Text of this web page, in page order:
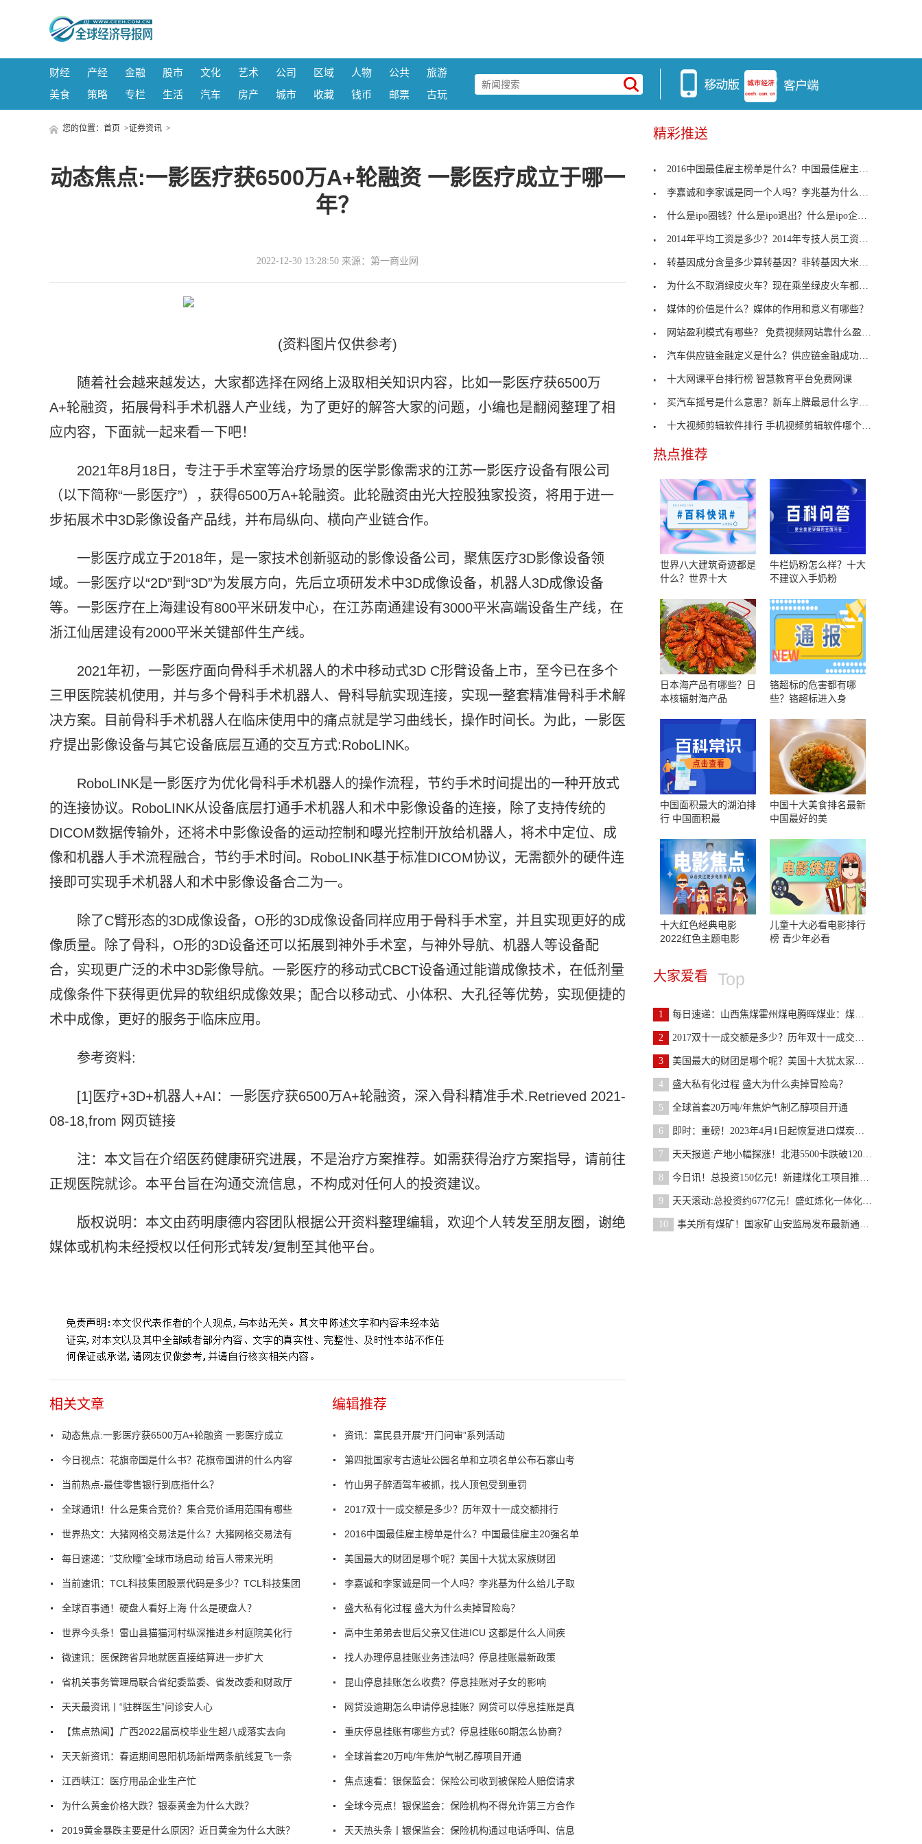
财经 产经 金融 股市 文化 艺术 公司 区域 人物 公共
旅游
美食
策略 专栏 生活 汽车 房产 城市 收藏 钱币 邮票 古玩
您的位置： 首页 >证券资讯 >
动态焦点:一影医疗获6500万A+轮融资 一影医疗成立于哪一
年？
2022-12-30 13:28:50 来源：第一商业网
(资料图片仅供参考)
随着社会越来越发达，大家都选择在网络上汲取相关知识内容，比如一影医疗获6500万
A+轮融资，拓展骨科手术机器人产业线，为了更好的解答大家的问题，小编也是翻阅整理了相
应内容，下面就一起来看一下吧！
2021年8月18日，专注于手术室等治疗场景的医学影像需求的江苏一影医疗设备有限公司
（以下简称“一影医疗”），获得6500万A+轮融资。此轮融资由光大控股独家投资，将用于进一
步拓展术中3D影像设备产品线，并布局纵向、横向产业链合作。
一影医疗成立于2018年，是一家技术创新驱动的影像设备公司，聚焦医疗3D影像设备领
域。一影医疗以“2D”到“3D”为发展方向，先后立项研发术中3D成像设备，机器人3D成像设备
等。一影医疗在上海建设有800平米研发中心，在江苏南通建设有3000平米高端设备生产线，在
浙江仙居建设有2000平米关键部件生产线。
2021年初，一影医疗面向骨科手术机器人的术中移动式3D C形臂设备上市，至今已在多个
三甲医院装机使用，并与多个骨科手术机器人、骨科导航实现连接，实现一整套精准骨科手术解
决方案。目前骨科手术机器人在临床使用中的痛点就是学习曲线长，操作时间长。为此，一影医
疗提出影像设备与其它设备底层互通的交互方式:RoboLINK。
RoboLINK是一影医疗为优化骨科手术机器人的操作流程，节约手术时间提出的一种开放式
的连接协议。RoboLINK从设备底层打通手术机器人和术中影像设备的连接，除了支持传统的
DICOM数据传输外，还将术中影像设备的运动控制和曝光控制开放给机器人，将术中定位、成
像和机器人手术流程融合，节约手术时间。RoboLINK基于标准DICOM协议，无需额外的硬件连
接即可实现手术机器人和术中影像设备合二为一。
除了C臂形态的3D成像设备，O形的3D成像设备同样应用于骨科手术室，并且实现更好的成
像质量。除了骨科，O形的3D设备还可以拓展到神外手术室，与神外导航、机器人等设备配
合，实现更广泛的术中3D影像导航。一影医疗的移动式CBCT设备通过能谱成像技术，在低剂量
成像条件下获得更优异的软组织成像效果；配合以移动式、小体积、大孔径等优势，实现便捷的
术中成像，更好的服务于临床应用。
参考资料:
[1]医疗+3D+机器人+AI：一影医疗获6500万A+轮融资，深入骨科精准手术.Retrieved 2021-
08-18,from 网页链接
注：本文旨在介绍医药健康研究进展，不是治疗方案推荐。如需获得治疗方案指导，请前往
正规医院就诊。本平台旨在沟通交流信息，不构成对任何人的投资建议。
版权说明：本文由药明康德内容团队根据公开资料整理编辑，欢迎个人转发至朋友圈，谢绝
媒体或机构未经授权以任何形式转发/复制至其他平台。
相关文章
动态焦点:一影医疗获6500万A+轮融资 一影医疗成立
今日视点：花旗帝国是什么书？花旗帝国讲的什么内容
当前热点-最佳零售银行到底指什么？
全球通讯！什么是集合竞价？集合竞价适用范围有哪些
世界热文：大猪网格交易法是什么？大猪网格交易法有
每日速递：“艾欣瞳”全球市场启动 给盲人带来光明
当前速讯：TCL科技集团股票代码是多少？TCL科技集团
全球百事通！硬盘人看好上海 什么是硬盘人？
世界今头条！雷山县猫猫河村纵深推进乡村庭院美化行
微速讯：医保跨省异地就医直接结算进一步扩大
省机关事务管理局联合省纪委监委、省发改委和财政厅
天天最资讯丨“驻群医生”问诊安人心
【焦点热闻】广西2022届高校毕业生超八成落实去向
天天新资讯：春运期间恩阳机场新增两条航线复飞一条
江西峡江：医疗用品企业生产忙
为什么黄金价格大跌？银泰黄金为什么大跌？
2019黄金暴跌主要是什么原因？近日黄金为什么大跌？
编辑推荐
资讯：富民县开展“开门问审”系列活动
第四批国家考古遗址公园名单和立项名单公布石寨山考
竹山男子醉酒驾车被抓，找人顶包受到重罚
2017双十一成交额是多少？历年双十一成交额排行
2016中国最佳雇主榜单是什么？中国最佳雇主20强名单
美国最大的财团是哪个呢？美国十大犹太家族财团
李嘉诚和李家诚是同一个人吗？李兆基为什么给儿子取
盛大私有化过程 盛大为什么卖掉冒险岛？
高中生弟弟去世后父亲又住进ICU 这都是什么人间疾
找人办理停息挂账业务违法吗？停息挂账最新政策
昆山停息挂账怎么收费？停息挂账对子女的影响
网贷没逾期怎么申请停息挂账？网贷可以停息挂账是真
重庆停息挂账有哪些方式？停息挂账60期怎么协商？
全球首套20万吨/年焦炉气制乙醇项目开通
焦点速看：银保监会：保险公司收到被保险人赔偿请求
全球今亮点！银保监会：保险机构不得允许第三方合作
天天热头条丨银保监会：保险机构通过电话呼叫、信息
精彩推送
2016中国最佳雇主榜单是什么？中国最佳雇主20强名单
李嘉诚和李家诚是同一个人吗？李兆基为什么给儿子取
什么是ipo圈钱？什么是ipo退出？什么是ipo企业？
2014年平均工资是多少？2014年专技人员工资标准
转基因成分含量多少算转基因？非转基因大米和转基因
为什么不取消绿皮火车？现在乘坐绿皮火车都是什么人
媒体的价值是什么？媒体的作用和意义有哪些？
网站盈利模式有哪些？ 免费视频网站靠什么盈利？
汽车供应链金融定义是什么？供应链金融成功案例
十大网课平台排行榜 智慧教育平台免费网课
买汽车摇号是什么意思？新车上牌最忌什么字母？
十大视频剪辑软件排行 手机视频剪辑软件哪个好用免
热点推荐
世界八大建筑奇迹都是
什么？世界十大
牛栏奶粉怎么样？十大
不建议入手奶粉
日本海产品有哪些？日
本核辐射海产品
铬超标的危害都有哪
些？铬超标进入身
中国面积最大的湖泊排
行 中国面积最
中国十大美食排名最新
中国最好的美
十大红色经典电影
2022红色主题电影
儿童十大必看电影排行
榜 青少年必看
大家爱看 Top
1 每日速递：山西焦煤霍州煤电腾晖煤业：煤炭与瓦斯共
2 2017双十一成交额是多少？历年双十一成交额排行
3 美国最大的财团是哪个呢？美国十大犹太家族财团
4 盛大私有化过程 盛大为什么卖掉冒险岛？
5 全球首套20万吨/年焦炉气制乙醇项目开通
6 即时：重磅！2023年4月1日起恢复进口煤炭关税率！
7 天天报道:产地小幅探涨！北港5500卡跌破1200元！10
8 今日讯！总投资150亿元！新建煤化工项目推进！
9 天天滚动:总投资约677亿元！盛虹炼化一体化项目全面
10 事关所有煤矿！国家矿山安监局发布最新通知！矿安〔